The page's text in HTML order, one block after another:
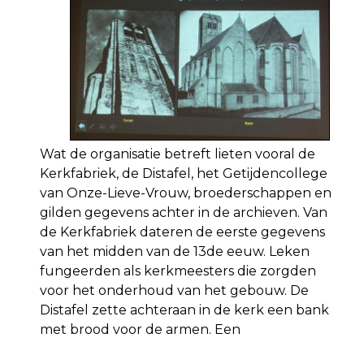
Wat de organisatie betreft lieten vooral de
Kerkfabriek, de Distafel, het Getijdencollege
van Onze-Lieve-Vrouw, broederschappen en
gilden gegevens achter in de archieven. Van
de Kerkfabriek dateren de eerste gegevens
van het midden van de 13de eeuw. Leken
fungeerden als kerkmeesters die zorgden
voor het onderhoud van het gebouw. De
Distafel zette achteraan in de kerk een bank
met brood voor de armen. Een